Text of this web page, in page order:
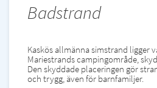
Badstrand
Kaskös allmänna simstrand ligger
Mariestrands campingområde,
Den skyddade placeringen gör
och trygg, även för barnfamiljer.